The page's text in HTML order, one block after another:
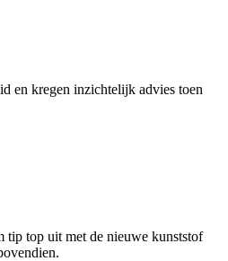
en kregen inzichtelijk advies toen
tip top uit met de nieuwe kunststof